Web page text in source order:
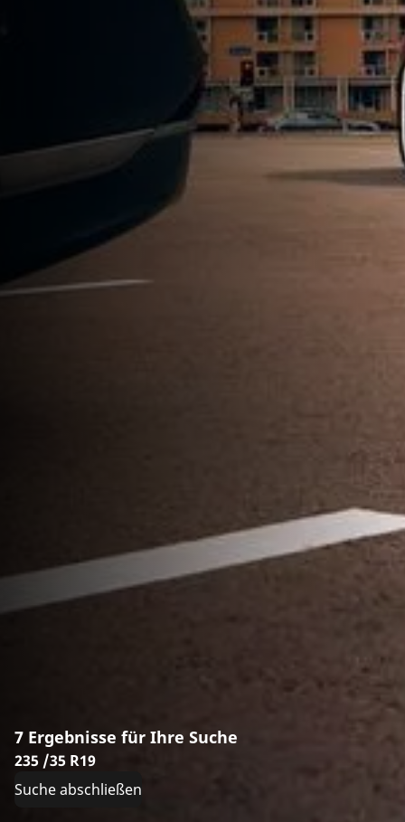
7 Ergebnisse für Ihre Suche
235 /35 R19
Suche abschließen